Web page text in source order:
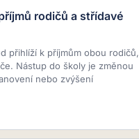
rodičů a střídavé
přihlíží k příjmům obou rodičů,
Nástup do školy je změnou
nebo zvýšení